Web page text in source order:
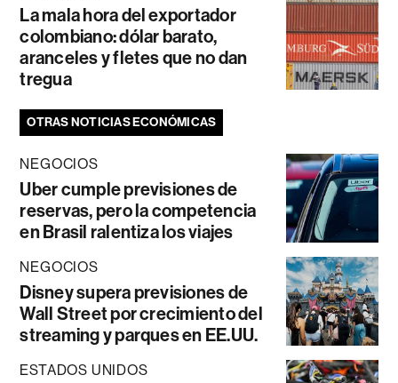
La mala hora del exportador
colombiano: dólar barato,
aranceles y fletes que no dan
tregua
OTRAS NOTICIAS ECONÓMICAS
NEGOCIOS
Uber cumple previsiones de
reservas, pero la competencia
en Brasil ralentiza los viajes
NEGOCIOS
Disney supera previsiones de
Wall Street por crecimiento del
streaming y parques en EE.UU.
ESTADOS UNIDOS